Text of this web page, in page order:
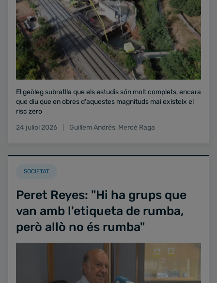
El geòleg subratlla que els estudis són molt complets, encara
que diu que en obres d'aquestes magnituds mai existeix el
risc zero
24 juliol 2026
Guillem Andrés, Mercè Raga
SOCIETAT
Peret Reyes: "Hi ha grups que
van amb l'etiqueta de rumba,
però allò no és rumba"